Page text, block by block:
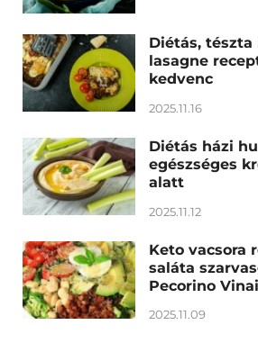
Diétás,
lasagne
kedvenc
2025.11.16
Diétás házi
egészséges
alatt
2025.11.12
Keto vacsora
saláta
Pecorino
2025.11.09